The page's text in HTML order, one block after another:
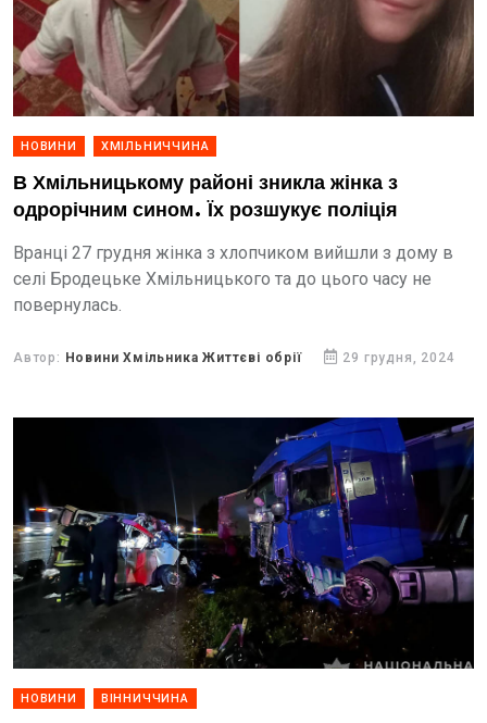
НОВИНИ ХМІЛЬНИЧЧИНА
В Хмільницькому районі зникла жінка з
одрорічним сином. Їх розшукує поліція
Вранці 27 грудня жінка з хлопчиком вийшли з дому в
селі Бродецьке Хмільницького та до цього часу не
повернулась.
Автор: Новини Хмільника Життєві обрії 29 грудня, 2024
НОВИНИ ВІННИЧЧИНА